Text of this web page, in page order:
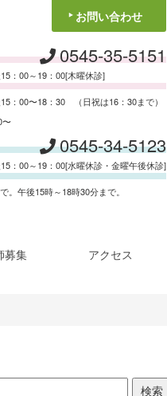
お問い合わせ
0545-35-5151
：00～19：00[木曜休診]
00〜18：30 （日祝は16：30まで）
0545-34-5123
：00～19：00[水曜休診・金曜午後休診]
。午後15時～18時30分まで。
募集 アクセス
検